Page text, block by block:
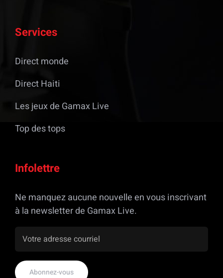
Services
Direct monde
Direct Haiti
Les jeux de Gamax Live
Top des tops
Infolettre
Ne manquez aucune nouvelle en vous inscrivant
à la newsletter de Gamax Live.